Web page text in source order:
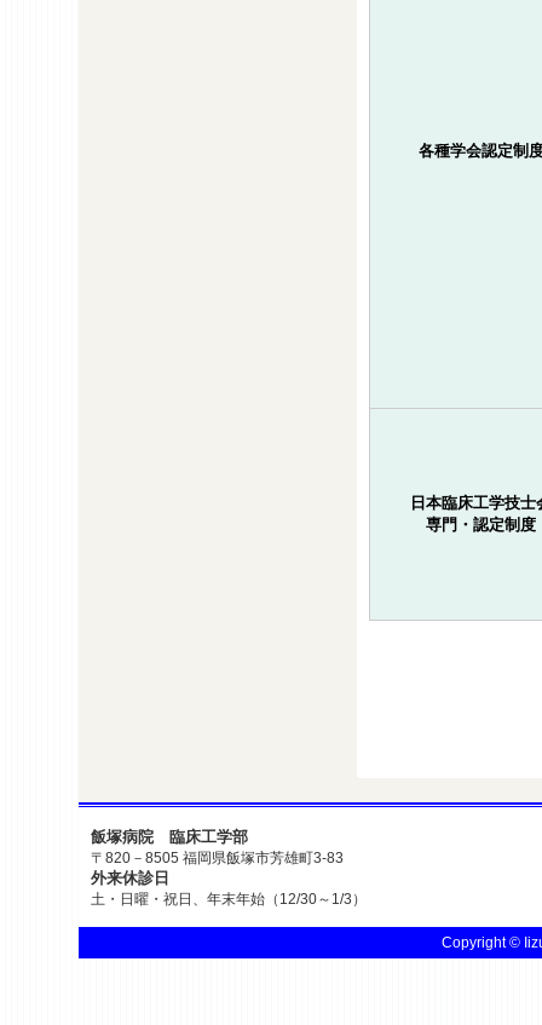
各種学会認定制
日本臨床工学技士
専門・認定制度
飯塚病院 臨床工学部
〒820－8505 福岡県飯塚市芳雄町3-83
外来休診日
土・日曜・祝日、年末年始（12/30～1/3）
Copyright ©